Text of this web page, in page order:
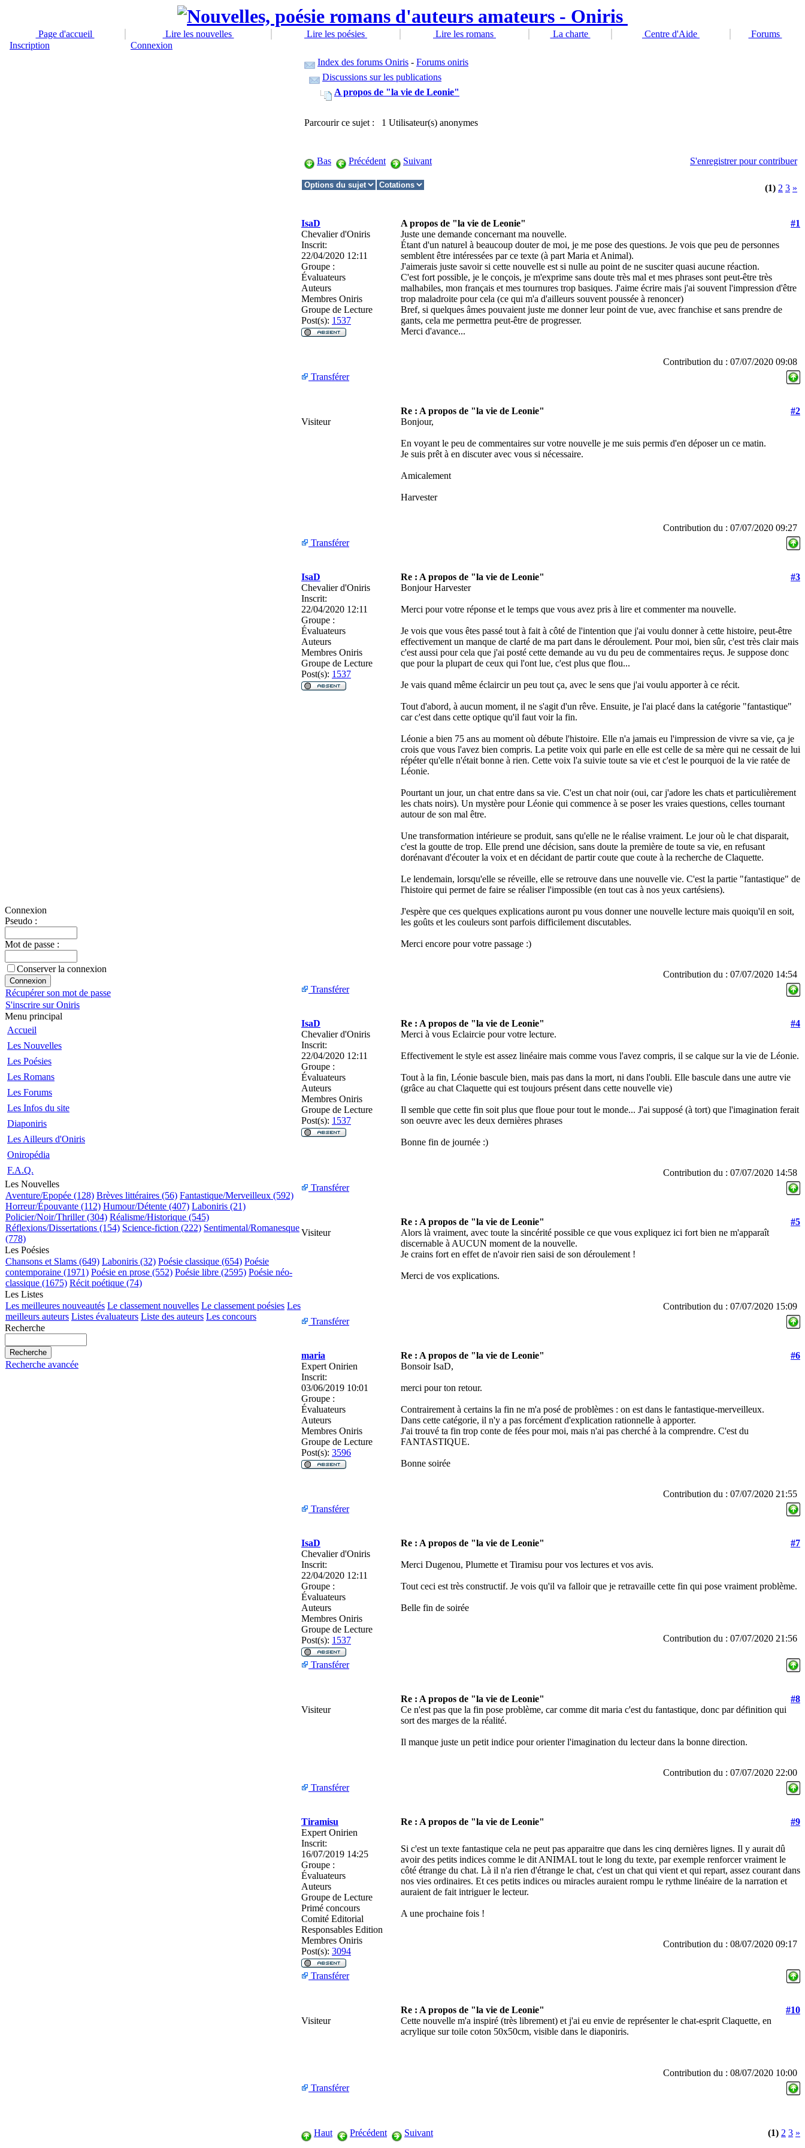
Page d'accueil Lire les nouvelles Lire les poésies Lire les romans La charte Centre d'Aide
Forums
Inscription
Connexion
Connexion
Pseudo :
Mot de passe :
Conserver la connexion
Récupérer son mot de passe
S'inscrire sur Oniris
Menu principal
Accueil
Les Nouvelles
Les Poésies
Les Romans
Les Forums
Les Infos du site
Diaponiris
Les Ailleurs d'Oniris
Oniropédia
F.A.Q.
Les Nouvelles
Aventure/Epopée (128) Brèves littéraires (56) Fantastique/Merveilleux (592)
Horreur/Épouvante (112) Humour/Détente (407) Laboniris (21)
Policier/Noir/Thriller (304) Réalisme/Historique (545)
Réflexions/Dissertations (154) Science-fiction (222) Sentimental/Romanesque
(778)
Les Poésies
Chansons et Slams (649) Laboniris (32) Poésie classique (654) Poésie
contemporaine (1971) Poésie en prose (552) Poésie libre (2595) Poésie néo-
classique (1675) Récit poétique (74)
Les Listes
Les meilleures nouveautés Le classement nouvelles Le classement poésies Les
meilleurs auteurs Listes évaluateurs Liste des auteurs Les concours
Recherche
Recherche avancée
Index des forums Oniris - Forums oniris
Discussions sur les publications
A propos de "la vie de Leonie"
Parcourir ce sujet : 1 Utilisateur(s) anonymes
Bas Précédent Suivant S'enregistrer pour contribuer
(1) 2 3 »
IsaD A propos de "la vie de Leonie"
#1
Chevalier d'Oniris
Inscrit:
22/04/2020 12:11
Groupe :
Évaluateurs
Auteurs
Membres Oniris
Groupe de Lecture
Post(s): 1537
Juste une demande concernant ma nouvelle.
Étant d'un naturel à beaucoup douter de moi, je me pose des questions. Je vois que peu de personnes
semblent être intéressées par ce texte (à part Maria et Animal).
J'aimerais juste savoir si cette nouvelle est si nulle au point de ne susciter quasi aucune réaction.
C'est fort possible, je le conçois, je m'exprime sans doute très mal et mes phrases sont peut-être très
malhabiles, mon français et mes tournures trop basiques. J'aime écrire mais j'ai souvent l'impression d'être
trop maladroite pour cela (ce qui m'a d'ailleurs souvent poussée à renoncer)
Bref, si quelques âmes pouvaient juste me donner leur point de vue, avec franchise et sans prendre de
gants, cela me permettra peut-être de progresser.
Merci d'avance...
Contribution du : 07/07/2020 09:08
Transférer
Re : A propos de "la vie de Leonie"
#2
Visiteur
Bonjour,
En voyant le peu de commentaires sur votre nouvelle je me suis permis d'en déposer un ce matin.
Je suis prêt à en discuter avec vous si nécessaire.
Amicalement
Harvester
Contribution du : 07/07/2020 09:27
Transférer
IsaD Re : A propos de "la vie de Leonie"
#3
Chevalier d'Oniris
Inscrit:
22/04/2020 12:11
Groupe :
Évaluateurs
Auteurs
Membres Oniris
Groupe de Lecture
Post(s): 1537
Bonjour Harvester
Merci pour votre réponse et le temps que vous avez pris à lire et commenter ma nouvelle.
Je vois que vous êtes passé tout à fait à côté de l'intention que j'ai voulu donner à cette histoire, peut-être
effectivement un manque de clarté de ma part dans le déroulement. Pour moi, bien sûr, c'est très clair mais
c'est aussi pour cela que j'ai posté cette demande au vu du peu de commentaires reçus. Je suppose donc
que pour la plupart de ceux qui l'ont lue, c'est plus que flou...
Je vais quand même éclaircir un peu tout ça, avec le sens que j'ai voulu apporter à ce récit.
Tout d'abord, à aucun moment, il ne s'agit d'un rêve. Ensuite, je l'ai placé dans la catégorie "fantastique"
car c'est dans cette optique qu'il faut voir la fin.
Léonie a bien 75 ans au moment où débute l'histoire. Elle n'a jamais eu l'impression de vivre sa vie, ça je
crois que vous l'avez bien compris. La petite voix qui parle en elle est celle de sa mère qui ne cessait de lui
répéter qu'elle n'était bonne à rien. Cette voix l'a suivie toute sa vie et c'est le pourquoi de la vie ratée de
Léonie.
Pourtant un jour, un chat entre dans sa vie. C'est un chat noir (oui, car j'adore les chats et particulièrement
les chats noirs). Un mystère pour Léonie qui commence à se poser les vraies questions, celles tournant
autour de son mal être.
Une transformation intérieure se produit, sans qu'elle ne le réalise vraiment. Le jour où le chat disparait,
c'est la goutte de trop. Elle prend une décision, sans doute la première de toute sa vie, en refusant
dorénavant d'écouter la voix et en décidant de partir coute que coute à la recherche de Claquette.
Le lendemain, lorsqu'elle se réveille, elle se retrouve dans une nouvelle vie. C'est la partie "fantastique" de
l'histoire qui permet de faire se réaliser l'impossible (en tout cas à nos yeux cartésiens).
J'espère que ces quelques explications auront pu vous donner une nouvelle lecture mais quoiqu'il en soit,
les goûts et les couleurs sont parfois difficilement discutables.
Merci encore pour votre passage :)
Contribution du : 07/07/2020 14:54
Transférer
IsaD Re : A propos de "la vie de Leonie"
#4
Chevalier d'Oniris
Inscrit:
22/04/2020 12:11
Groupe :
Évaluateurs
Auteurs
Membres Oniris
Groupe de Lecture
Post(s): 1537
Merci à vous Eclaircie pour votre lecture.
Effectivement le style est assez linéaire mais comme vous l'avez compris, il se calque sur la vie de Léonie.
Tout à la fin, Léonie bascule bien, mais pas dans la mort, ni dans l'oubli. Elle bascule dans une autre vie
(grâce au chat Claquette qui est toujours présent dans cette nouvelle vie)
Il semble que cette fin soit plus que floue pour tout le monde... J'ai supposé (à tort) que l'imagination ferait
son oeuvre avec les deux dernières phrases
Bonne fin de journée :)
Contribution du : 07/07/2020 14:58
Transférer
Re : A propos de "la vie de Leonie"
#5
Visiteur
Alors là vraiment, avec toute la sincérité possible ce que vous expliquez ici fort bien ne m'apparaît
discernable à AUCUN moment de la nouvelle.
Je crains fort en effet de n'avoir rien saisi de son déroulement !
Merci de vos explications.
Contribution du : 07/07/2020 15:09
Transférer
maria Re : A propos de "la vie de Leonie"
#6
Expert Onirien
Inscrit:
03/06/2019 10:01
Groupe :
Évaluateurs
Auteurs
Membres Oniris
Groupe de Lecture
Post(s): 3596
Bonsoir IsaD,
merci pour ton retour.
Contrairement à certains la fin ne m'a posé de problèmes : on est dans le fantastique-merveilleux.
Dans cette catégorie, il n'y a pas forcément d'explication rationnelle à apporter.
J'ai trouvé ta fin trop conte de fées pour moi, mais n'ai pas cherché à la comprendre. C'est du
FANTASTIQUE.
Bonne soirée
Contribution du : 07/07/2020 21:55
Transférer
IsaD Re : A propos de "la vie de Leonie"
#7
Chevalier d'Oniris
Inscrit:
22/04/2020 12:11
Groupe :
Évaluateurs
Auteurs
Membres Oniris
Groupe de Lecture
Post(s): 1537
Merci Dugenou, Plumette et Tiramisu pour vos lectures et vos avis.
Tout ceci est très constructif. Je vois qu'il va falloir que je retravaille cette fin qui pose vraiment problème.
Belle fin de soirée
Contribution du : 07/07/2020 21:56
Transférer
Re : A propos de "la vie de Leonie"
#8
Visiteur
Ce n'est pas que la fin pose problème, car comme dit maria c'est du fantastique, donc par définition qui
sort des marges de la réalité.
Il manque juste un petit indice pour orienter l'imagination du lecteur dans la bonne direction.
Contribution du : 07/07/2020 22:00
Transférer
Tiramisu Re : A propos de "la vie de Leonie"
#9
Expert Onirien
Inscrit:
16/07/2019 14:25
Groupe :
Évaluateurs
Auteurs
Groupe de Lecture
Primé concours
Comité Editorial
Responsables Edition
Membres Oniris
Post(s): 3094
Si c'est un texte fantastique cela ne peut pas apparaitre que dans les cinq dernières lignes. Il y aurait dû
avoir des petits indices comme le dit ANIMAL tout le long du texte, par exemple renforcer vraiment le
côté étrange du chat. Là il n'a rien d'étrange le chat, c'est un chat qui vient et qui repart, assez courant dans
nos vies ordinaires. Et ces petits indices ou miracles auraient rompu le rythme linéaire de la narration et
auraient de fait intriguer le lecteur.
A une prochaine fois !
Contribution du : 08/07/2020 09:17
Transférer
Re : A propos de "la vie de Leonie"
#10
Visiteur
Cette nouvelle m'a inspiré (très librement) et j'ai eu envie de représenter le chat-esprit Claquette, en
acrylique sur toile coton 50x50cm, visible dans le diaponiris.
Contribution du : 08/07/2020 10:00
Transférer
Haut Précédent Suivant (1) 2 3 »